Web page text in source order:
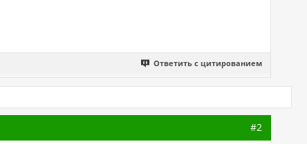
Ответить с цитированием
#2